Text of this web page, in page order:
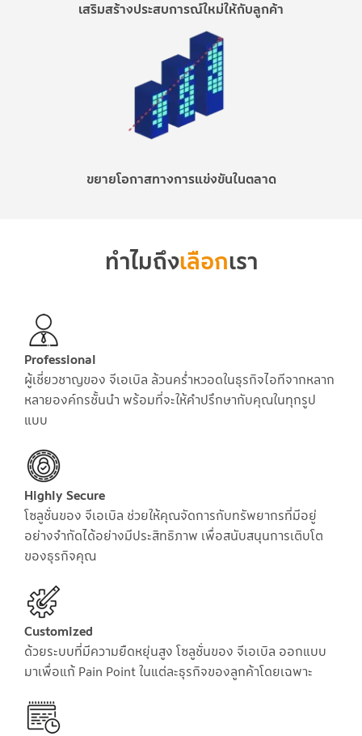
เสริมสร้างประสบการณ์ใหม่ให้กับลูกค้า
ขยายโอกาสทางการแข่งขันในตลาด
ทำไมถึงเลือกเรา
Professional
ผู้เชี่ยวชาญของ จีเอเบิล ล้วนคร่ำหวอดในธุรกิจไอทีจากหลาก
หลายองค์กรชั้นนำ พร้อมที่จะให้คำปรึกษากับคุณในทุกรูป
แบบ
Highly Secure
โซลูชั่นของ จีเอเบิล ช่วยให้คุณจัดการกับทรัพยากรที่มีอยู่
อย่างจำกัดได้อย่างมีประสิทธิภาพ เพื่อสนับสนุนการเติบโต
ของธุรกิจคุณ
Customized
ด้วยระบบที่มีความยืดหยุ่นสูง โซลูชั่นของ จีเอเบิล ออกแบบ
มาเพื่อแก้ Pain Point ในแต่ละธุรกิจของลูกค้าโดยเฉพาะ